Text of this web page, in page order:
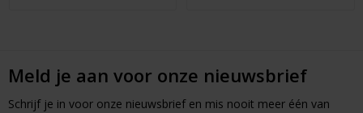
Meld je aan voor onze nieuwsbrief
Schrijf je in voor onze nieuwsbrief en mis nooit meer één van